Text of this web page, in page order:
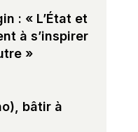
: « L’État et
à s’inspirer
»
bâtir à